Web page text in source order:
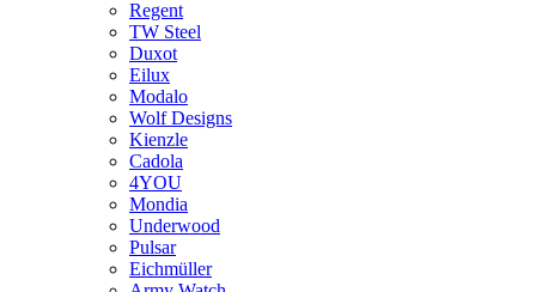
Regent
TW Steel
Duxot
Eilux
Modalo
Wolf Designs
Kienzle
Cadola
4YOU
Mondia
Underwood
Pulsar
Eichmüller